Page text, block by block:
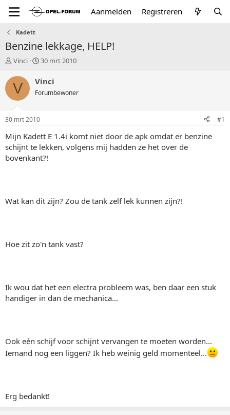
Aanmelden Registreren
Kadett
Benzine lekkage, HELP!
T
p
i
a
r
t
e
r
Vinci
S
a
t
u
m
30 mrt 2010
V Vinci
Forumbewoner
30 mrt 2010 #1
Mijn Kadett E 1.4i komt niet door de apk omdat er benzine
schijnt te lekken, volgens mij hadden ze het over de
bovenkant?!
Wat kan dit zijn? Zou de tank zelf lek kunnen zijn?!
Hoe zit zo'n tank vast?
Ik wou dat het een electra probleem was, ben daar een stuk
handiger in dan de mechanica...
Ook eén schijf voor schijnt vervangen te moeten worden...
Iemand nog een liggen? Ik heb weinig geld momenteel...
Erg bedankt!